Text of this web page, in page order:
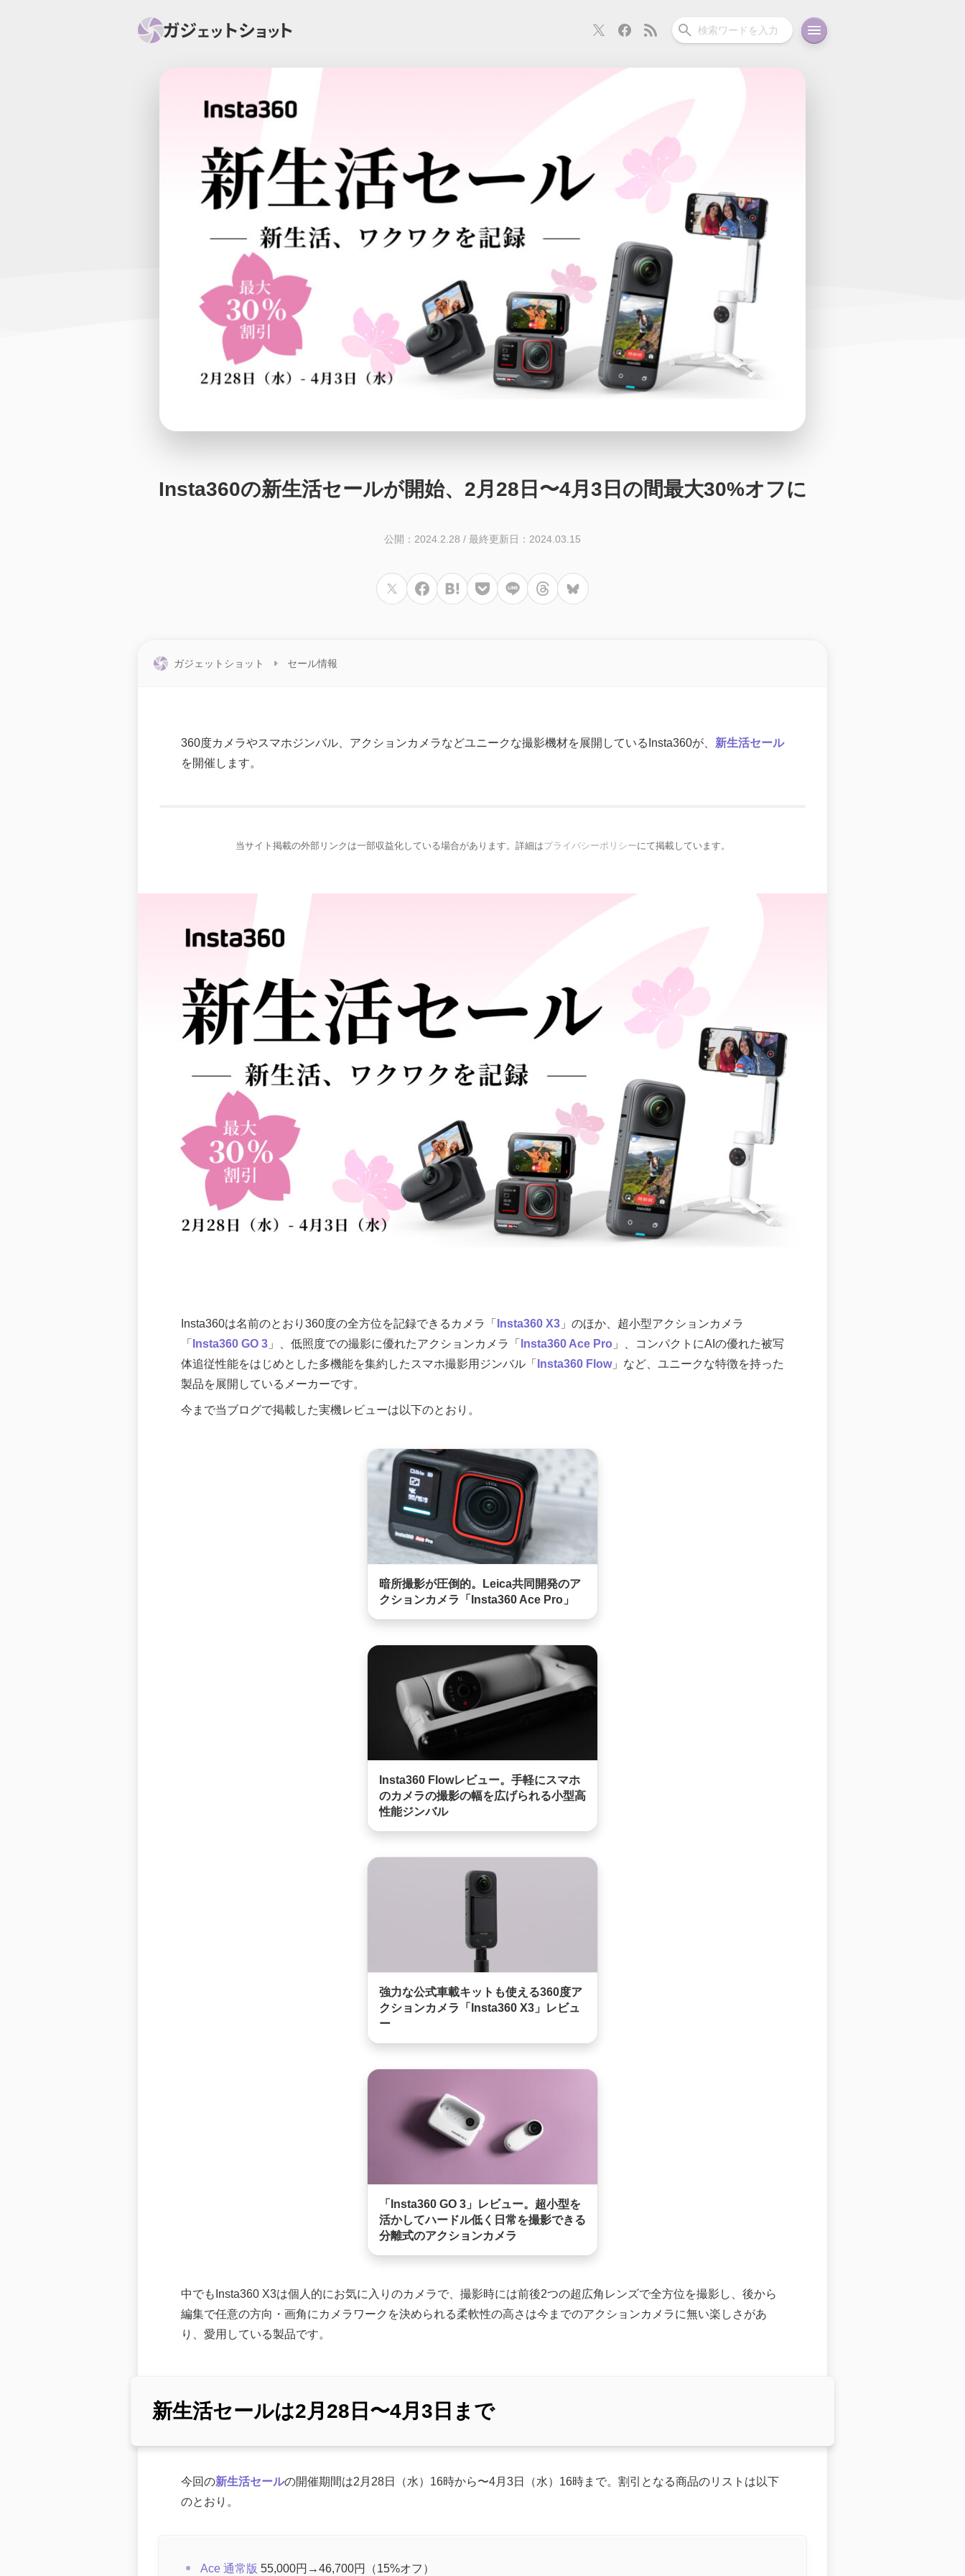
スマホ PC関連
スマートホーム アクションカメラ 回線 iPad コラム
オーディオ
Insta360の新生活セールが開始、2月28日〜4月3日の間最大30%オフに
公開：2024.2.28 / 最終更新日：2024.03.15
ガジェットショット セール情報
360度カメラやスマホジンバル、アクションカメラなどユニークな撮影機材を展開しているInsta360が、 新生活セール
を開催します。
当サイト掲載の外部リンクは一部収益化している場合があります。詳細はプライバシーポリシーにて掲載しています。
Insta360は名前のとおり360度の全方位を記録できるカメラ「 Insta360 X3 」のほか、超小型アクションカメラ
「
Insta360 GO 3 」、低照度での撮影に優れたアクションカメラ「 Insta360 Ace Pro 」、コンパクトにAIの優れた被写
体追従性能をはじめとした多機能を集約したスマホ撮影用ジンバル「
Insta360 Flow」など、ユニークな特徴を持った
製品を展開しているメーカーです。
今まで当ブログで掲載した実機レビューは以下のとおり。
暗所撮影が圧倒的。Leica共同開発のア
クションカメラ「Insta360 Ace Pro」
Insta360 Flowレビュー。手軽にスマホ
のカメラの撮影の幅を広げられる小型高
性能ジンバル
強力な公式車載キットも使える360度ア
クションカメラ「Insta360 X3」レビュ
ー
「Insta360 GO 3」レビュー。超小型を
活かしてハードル低く日常を撮影できる
分離式のアクションカメラ
中でもInsta360 X3は個人的にお気に入りのカメラで、撮影時には前後2つの超広角レンズで全方位を撮影し、後から
編集で任意の方向・画角にカメラワークを決められる柔軟性の高さは今までのアクションカメラに無い楽しさがあ
り、愛用している製品です。
新生活セールは2月28日〜4月3日まで
今回の新生活セールの開催期間は2月28日（水）16時から〜4月3日（水）16時まで。割引となる商品のリストは以下
のとおり。
Ace 通常版 55,000円→46,700円（15%オフ）